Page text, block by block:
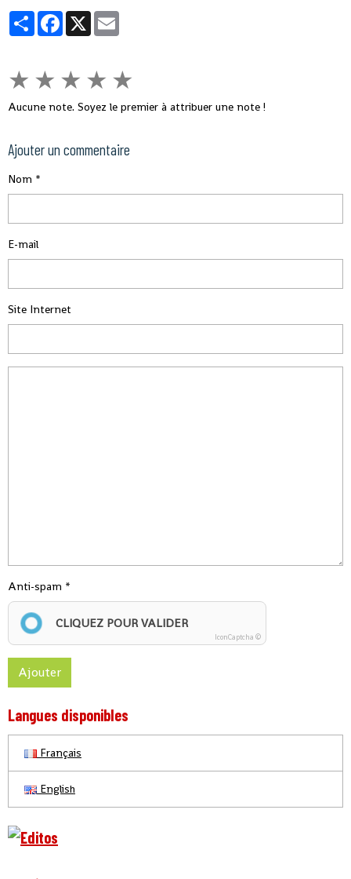
PartagerFacebook
X
★ ★ ★ ★ ★
Aucune note. Soyez le premier à attribuer une note !
Ajouter un commentaire
Nom
E-mail
Site Internet
Anti-spam
CLIQUEZ POUR VALIDER
IconCaptcha ©
Ajouter
Langues disponibles
Français
English